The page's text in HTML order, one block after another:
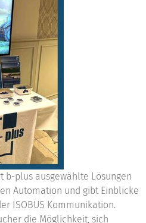
b-plus ausgewählte Lösungen
Automation und gibt Einblicke
ISOBUS Kommunikation.
die Möglichkeit, sich